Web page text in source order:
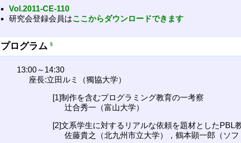
Vol.2011-CE-110
研究会登録会員はここからダウンロードできます
プログラム§
13:00～14:30
座長:立田ルミ（獨協大学）
[1]制作を含むプログラミング教育の一考察
辻合秀一（富山大学）
[2]文系学生に対するリアルな依頼を題材としたPBL
佐藤貴之（北九州市立大学），鶴本顕一郎（ソフ